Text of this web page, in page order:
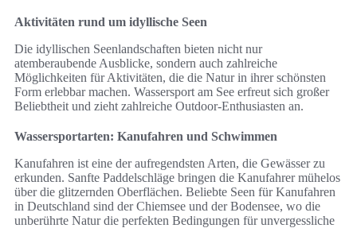
Aktivitäten rund um idyllische Seen
Die idyllischen Seenlandschaften bieten nicht nur
atemberaubende Ausblicke, sondern auch zahlreiche
Möglichkeiten für Aktivitäten, die die Natur in ihrer schönsten
Form erlebbar machen. Wassersport am See erfreut sich großer
Beliebtheit und zieht zahlreiche Outdoor-Enthusiasten an.
Wassersportarten: Kanufahren und Schwimmen
Kanufahren ist eine der aufregendsten Arten, die Gewässer zu
erkunden. Sanfte Paddelschläge bringen die Kanufahrer mühelos
über die glitzernden Oberflächen. Beliebte Seen für Kanufahren
in Deutschland sind der Chiemsee und der Bodensee, wo die
unberührte Natur die perfekten Bedingungen für unvergessliche